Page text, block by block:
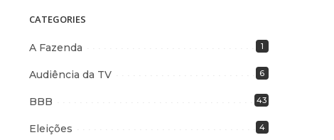
CATEGORIES
A Fazenda 1
Audiência da TV 6
BBB 43
Eleições 4